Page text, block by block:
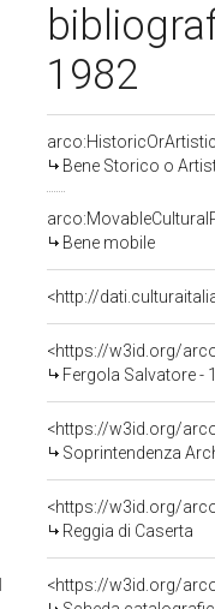
1982
Bene Storico o
Bene mobile
<http://
<https://w3id.org/
Fergola Salvatore -
<https://w3id.org/
Soprintendenza
<https://w3id.org/
Reggia di Caserta
<https://w3id.org/